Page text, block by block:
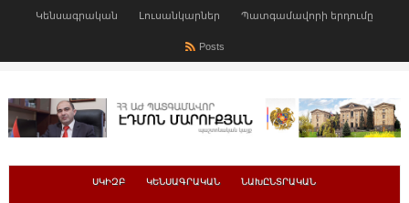
Կենսագրական Լուսանկարներ Պատգամավորի երդումը
Posts
ՍԿԻԶԲ ԿԵՆՍԱԳՐԱԿԱՆ ՆԱԽԸՆՏՐԱԿԱՆ